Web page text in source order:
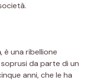
, è una ribellione
da parte di un
anni, che le ha